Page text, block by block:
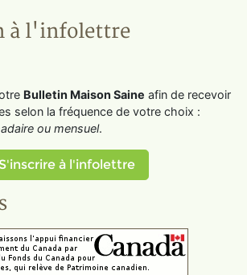
à l'infolettre
Bulletin Maison Saine afin de recevoir
selon la fréquence de votre choix :
ou mensuel.
S'inscrire à l'infolettre